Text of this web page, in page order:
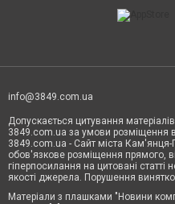
info@3849.com.ua
Допускається цитування
3849.com.ua за умови розміщення
3849.com.ua - Сайт міста Кам'янця-
обов'язкове розміщення прямого,
гіперпосилання на цитовані статті
якості джерела. Порушення
Матеріали з плашками "Новини